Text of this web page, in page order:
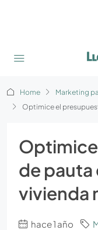
Home
Marketing
Optimice el
de pauta
vivienda
hace 1 año